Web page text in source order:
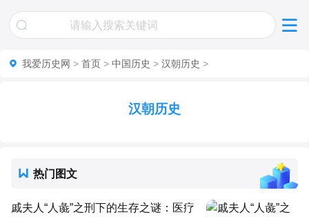
我爱历史网 > 首页 > 中国历史 > 汉朝历史 >
汉朝历史
热门图文
戚夫人“人彘”之刑下的生存之谜：医疗